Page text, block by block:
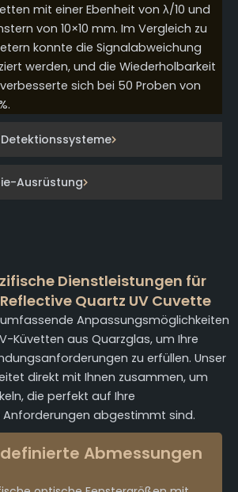
Ausrüstung
mit einer Ebenheit von λ/10 und
von 10×10 mm. Im Vergleich zu
konnte die Signalabweichung
werden, und die Wiederholbarkeit
sich bei 50 Proben von
Dienstleistungen für
Reflective Quartz UV Cuvette
umfassende Anpassungsmöglichkeiten
Küvetten aus Quarzglas, um Ihre
zu erfüllen. Unser
direkt mit Ihnen zusammen, um
die perfekt auf Ihre
abgestimmt sind.
Abmessungen